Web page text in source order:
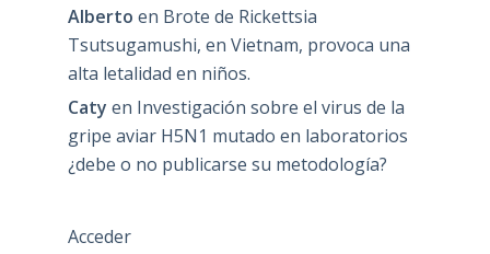
Alberto en Brote de Rickettsia
Tsutsugamushi, en Vietnam, provoca una
alta letalidad en niños.
Caty en Investigación sobre el virus de la
gripe aviar H5N1 mutado en laboratorios
¿debe o no publicarse su metodología?
Acceder